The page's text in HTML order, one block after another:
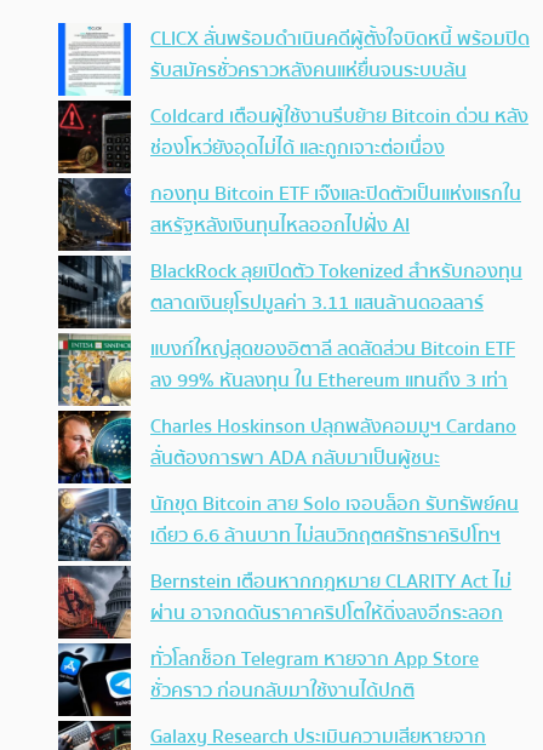
CLICX ลั่นพร้อมดำเนินคดีผู้ตั้งใจบิดหนี้ พร้อมปิด
รับสมัครชั่วคราวหลังคนแห่ยื่นจนระบบล้น
Coldcard เตือนผู้ใช้งานรีบย้าย Bitcoin ด่วน หลัง
ช่องโหว่ยังอุดไม่ได้ และถูกเจาะต่อเนื่อง
กองทุน Bitcoin ETF เจ๊งและปิดตัวเป็นแห่งแรกใน
สหรัฐหลังเงินทุนไหลออกไปฝั่ง AI
BlackRock ลุยเปิดตัว Tokenized สำหรับกองทุน
ตลาดเงินยุโรปมูลค่า 3.11 แสนล้านดอลลาร์
แบงก์ใหญ่สุดของอิตาลี ลดสัดส่วน Bitcoin ETF
ลง 99% หันลงทุน ใน Ethereum แทนถึง 3 เท่า
Charles Hoskinson ปลุกพลังคอมมูฯ Cardano
ลั่นต้องการพา ADA กลับมาเป็นผู้ชนะ
นักขุด Bitcoin สาย Solo เจอบล็อก รับทรัพย์คน
เดียว 6.6 ล้านบาท ไม่สนวิกฤตศรัทธาคริปโทฯ
Bernstein เตือนหากกฎหมาย CLARITY Act ไม่
ผ่าน อาจกดดันราคาคริปโตให้ดิ่งลงอีกระลอก
ทั่วโลกช็อก Telegram หายจาก App Store
ชั่วคราว ก่อนกลับมาใช้งานได้ปกติ
Galaxy Research ประเมินความเสียหายจาก